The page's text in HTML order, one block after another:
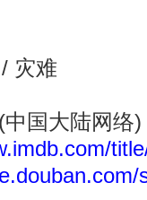
难
国大陆网络)